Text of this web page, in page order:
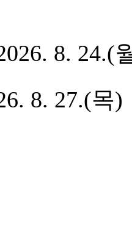
8. 24.(
8. 27.(목)